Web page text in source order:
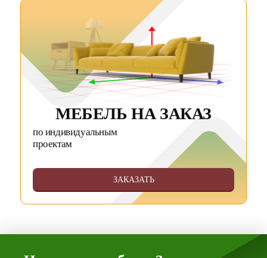
МЕБЕЛЬ НА ЗАКАЗ
по индивидуальным
проектам
ЗАКАЗАТЬ